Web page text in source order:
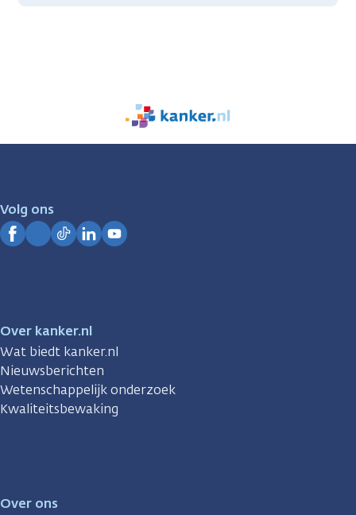
We
zijn
Volg ons
Over kanker.nl
Wat biedt kanker.nl
Nieuwsberichten
Wetenschappelijk onderzoek
Kwaliteitsbewaking
Over ons